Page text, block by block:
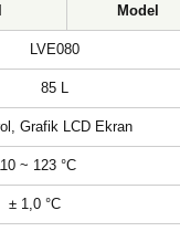
Model
LVE080
85 L
Grafik LCD Ekran
~ 123 °C
± 1,0 °C